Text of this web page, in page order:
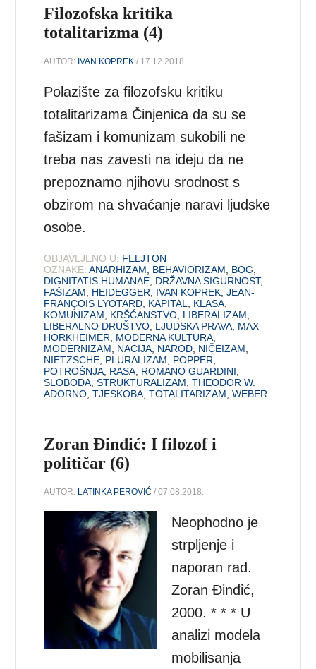
Filozofska kritika
totalitarizma (4)
AUTOR: IVAN KOPREK / 17.12.2018.
Polazište za filozofsku kritiku
totalitarizama Činjenica da su se
fašizam i komunizam sukobili ne
treba nas zavesti na ideju da ne
prepoznamo njihovu srodnost s
obzirom na shvaćanje naravi ljudske
osobe.
OBJAVLJENO U: FELJTON
OZNAKE: ANARHIZAM BEHAVIORIZAM BOG
DIGNITATIS HUMANAE DRŽAVNA SIGURNOST,
FAŠIZAM
HEIDEGGER IVAN KOPREK ,JEAN-
FRANÇOIS LYOTARD KAPITAL KLASA
KOMUNIZAM
KRŠĆANSTVO LIBERALIZAM
LIBERALNO DRUŠTVO LJUDSKA PRAVA MAX
HORKHEIMER
MODERNA KULTURA
MODERNIZAM
NACIJA NAROD NIČEIZAM
NIETZSCHE PLURALIZAM POPPER
POTROŠNJA RASA ROMANO GUARDINI
SLOBODA ,STRUKTURALIZAM ,THEODOR W.
ADORNO ,TJESKOBA ,TOTALITARIZAM ,WEBER
Zoran Đinđić: I filozof i
političar (6)
AUTOR: LATINKA PEROVIĆ / 07.08.2018.
Neophodno je
strpljenje i
naporan rad.
Zoran Đinđić,
2000. * * * U
analizi modela
mobilisanja